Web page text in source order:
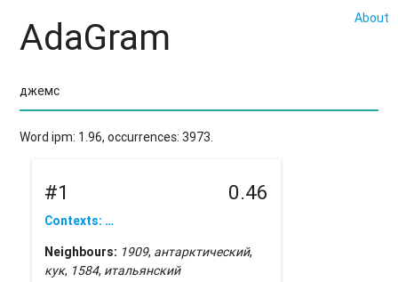
About
AdaGram
Word ipm: 1.96, occurrences: 3973.
#1 0.46
Contexts: …
Neighbours: 1909, антарктический,
кук, 1584, итальянский